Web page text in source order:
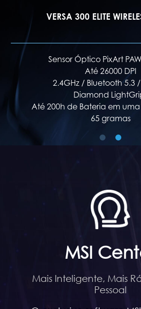
VERSA 300 WIRELESS
Sensor Óptico PixArt
Até 8000 DPI
2.4GHz / Bluetooth 5.3 /
Laterais em Padrão
Até 50h de Bateria em
60 gramas
MSI
Mais Inteligente, Mais
Pessoal